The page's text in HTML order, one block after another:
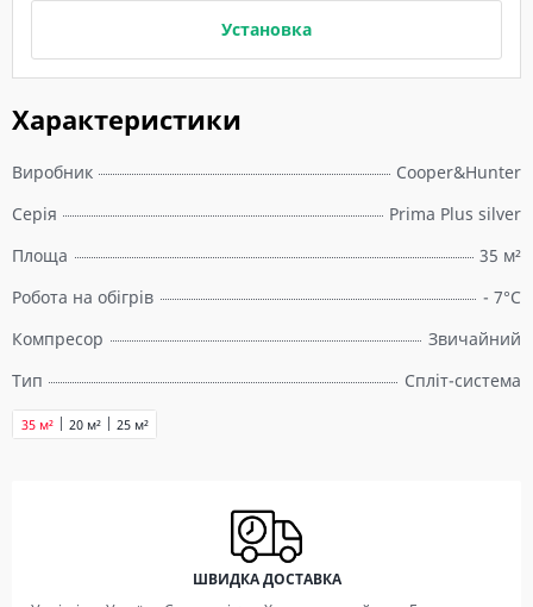
Характеристики
Виробник
Cooper&Hunter
Серія
Prima Plus silver
Площа
35 м²
Робота на обігрів
- 7°C
Компресор
Звичайний
Тип
Спліт-система
20 м² 25 м²
35 м²
Установка
ШВИДКА ДОСТАВКА